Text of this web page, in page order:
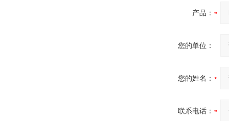
产品：
您的单位：
您的姓名：
联系电话：